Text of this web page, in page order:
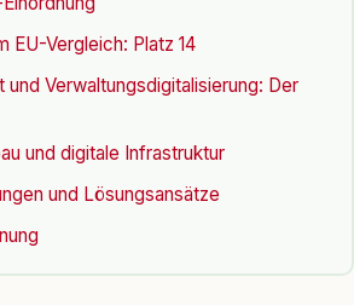
EU-Vergleich: Platz 14
und Verwaltungsdigitalisierung: Der
und digitale Infrastruktur
und Lösungsansätze